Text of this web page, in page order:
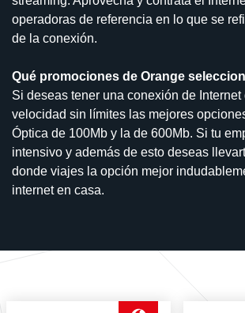
operadoras de referencia en lo que se
de la conexión.
Qué promociones de Orange
Si deseas tener una conexión de Internet
velocidad sin límites las mejores
Óptica de 100Mb y la de 600Mb. Si tu
intensivo y además de esto deseas
donde viajes la opción mejor
internet en casa.